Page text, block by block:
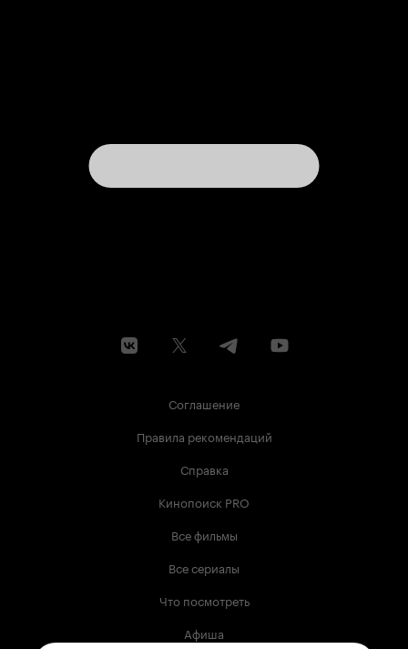
Соглашение
Правила рекомендаций
Справка
Кинопоиск PRO
Все фильмы
Все сериалы
Что посмотреть
Афиша